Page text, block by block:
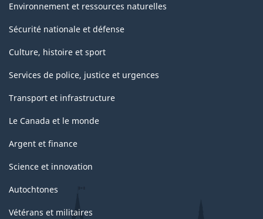
Environnement et ressources naturelles
Sécurité nationale et défense
Culture, histoire et sport
Services de police, justice et urgences
Transport et infrastructure
Le Canada et le monde
Argent et finance
Science et innovation
Autochtones
Vétérans et militaires